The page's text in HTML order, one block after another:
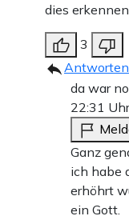
dies
3
Antworten
da war
22:31
Ganz
ich habe
erhöhrt
ein Gott.